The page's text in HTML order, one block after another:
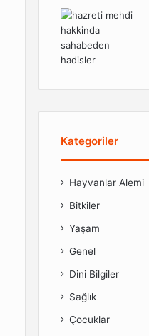
Kategoriler
Hayvanlar Alemi
Bitkiler
Yaşam
Genel
Dini Bilgiler
Sağlık
Çocuklar